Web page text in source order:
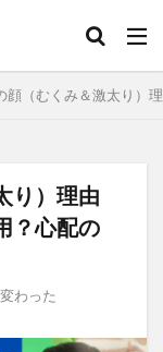
顔（むくみ＆激太り）
り）理由
？心配の
わった